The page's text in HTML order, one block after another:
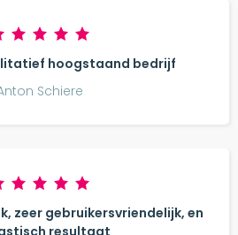
hoogstaand bedrijf
Schiere
zeer gebruikersvriendelijk, en
resultaat